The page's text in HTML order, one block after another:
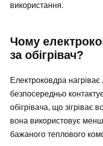
використання.
Чому
за обігрівач?
Електроковдра
безпосередньо
обігрівача, що зігріває
вона використовує
бажаного теплового